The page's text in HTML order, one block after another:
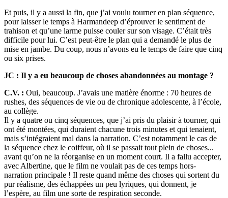
Et puis, il y a aussi la fin, que j’ai voulu tourner en plan séquence,
pour laisser le temps à Harmandeep d’éprouver le sentiment de
trahison et qu’une larme puisse couler sur son visage. C’était très
difficile pour lui. C’est peut-être le plan qui a demandé le plus de
mise en jambe. Du coup, nous n’avons eu le temps de faire que cinq
ou six prises.
JC : Il y a eu beaucoup de choses abandonnées au montage ?
C.V. : Oui, beaucoup. J’avais une matière énorme : 70 heures de
rushes, des séquences de vie ou de chronique adolescente, à l’école,
au collège.
Il y a quatre ou cinq séquences, que j’ai pris du plaisir à tourner, qui
ont été montées, qui duraient chacune trois minutes et qui tenaient,
mais s’intégraient mal dans la narration. C’est notamment le cas de
la séquence chez le coiffeur, où il se passait tout plein de choses...
avant qu’on ne la réorganise en un moment court. Il a fallu accepter,
avec Albertine, que le film ne voulait pas de ces temps hors-
narration principale ! Il reste quand même des choses qui sortent du
pur réalisme, des échappées un peu lyriques, qui donnent, je
l’espère, au film une sorte de respiration seconde.